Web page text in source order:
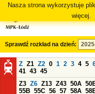
Nasza strona wykorzystuje
więcej.
Sprawdź rozkład na dzień:
Z Z1 Z2 0 1 2 3 4 5
41 43 45
Z3 Z6 Z13 Z43 50A
55B 55C 56 57 58A